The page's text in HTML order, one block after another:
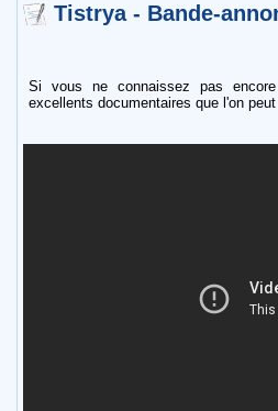
Tistrya - Bande-
Si vous ne connaissez pas
excellents documentaires que l'on